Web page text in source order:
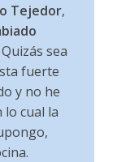
Tejedor,
Quizás sea
fuerte
y no he
lo cual la